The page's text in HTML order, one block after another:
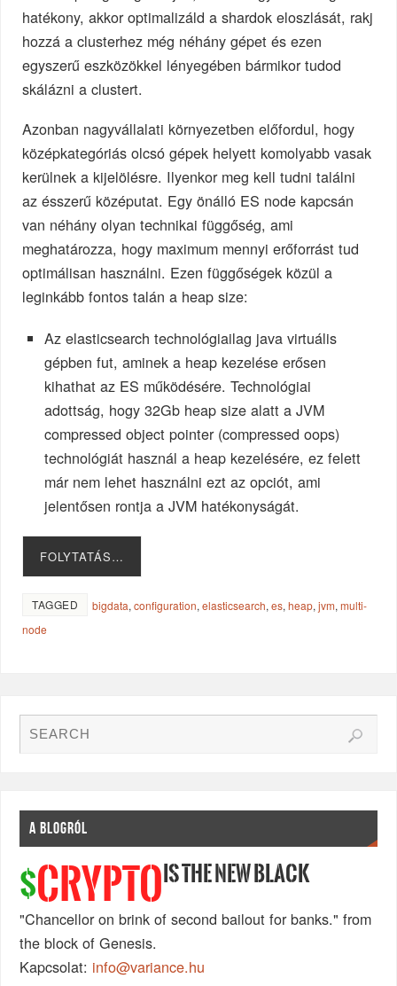
hatékony, akkor optimalizáld a shardok eloszlását, rakj
hozzá a clusterhez még néhány gépet és ezen
egyszerű eszközökkel lényegében bármikor tudod
skálázni a clustert.
Azonban nagyvállalati környezetben előfordul, hogy
középkategóriás olcsó gépek helyett komolyabb vasak
kerülnek a kijelölésre. Ilyenkor meg kell tudni találni
az ésszerű középutat. Egy önálló ES node kapcsán
van néhány olyan technikai függőség, ami
meghatározza, hogy maximum mennyi erőforrást tud
optimálisan használni. Ezen függőségek közül a
leginkább fontos talán a heap size:
Az elasticsearch technológiailag java virtuális
gépben fut, aminek a heap kezelése erősen
kihathat az ES működésére. Technológiai
adottság, hogy 32Gb heap size alatt a JVM
compressed object pointer (compressed oops)
technológiát használ a heap kezelésére, ez felett
már nem lehet használni ezt az opciót, ami
jelentősen rontja a JVM hatékonyságát.
FOLYTATÁS…
TAGGED bigdata,configuration,elasticsearch,es,heap,jvm,multi-
node
A BLOGRÓL
$CRYPTO IS THE NEW BLACK
"Chancellor on brink of second bailout for banks." from
the block of Genesis.
Kapcsolat: info@variance.hu